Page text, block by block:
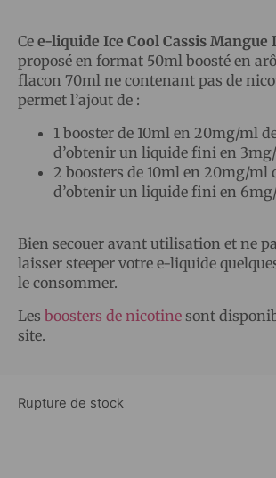
Ce e-liquide Ice Cool Cassis
proposé en format 50ml boosté en
flacon 70ml ne contenant pas de
permet l’ajout de :
1 booster de 10ml en 20mg/ml
d’obtenir un liquide fini en
2 boosters de 10ml en 20mg/ml
d’obtenir un liquide fini en
Bien secouer avant utilisation et ne
laisser steeper votre e-liquide
le consommer.
Les boosters de nicotine sont
site.
Rupture de stock